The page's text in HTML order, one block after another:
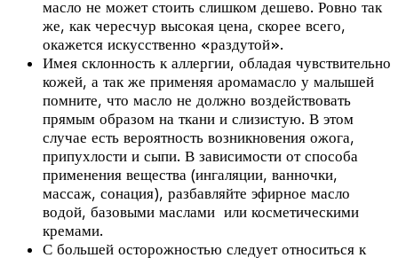
масло не может стоить слишком дешево. Ровно так
же, как чересчур высокая цена, скорее всего,
окажется искусственно «раздутой».
Имея склонность к аллергии, обладая чувствительно
кожей, а так же применяя аромамасло у малышей
помните, что масло не должно воздействовать
прямым образом на ткани и слизистую. В этом
случае есть вероятность возникновения ожога,
припухлости и сыпи. В зависимости от способа
применения вещества (ингаляции, ванночки,
массаж, сонация), разбавляйте эфирное масло
водой, базовыми маслами или косметическими
кремами.
С большей осторожностью следует относиться к